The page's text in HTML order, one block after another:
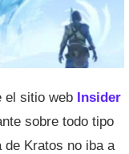
el sitio web Insider
sobre todo tipo
Kratos no iba a